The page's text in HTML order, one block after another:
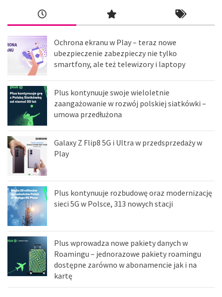
Ochrona ekranu w Play – teraz nowe
ubezpieczenie zabezpieczy nie tylko
smartfony, ale też telewizory i laptopy
Plus kontynuuje swoje wieloletnie
zaangażowanie w rozwój polskiej siatkówki –
umowa przedłużona
Galaxy Z Flip8 5G i Ultra w przedsprzedaży w
Play
Plus kontynuuje rozbudowę oraz modernizację
sieci 5G w Polsce, 313 nowych stacji
Plus wprowadza nowe pakiety danych w
Roamingu – jednorazowe pakiety roamingu
dostępne zarówno w abonamencie jak i na
kartę